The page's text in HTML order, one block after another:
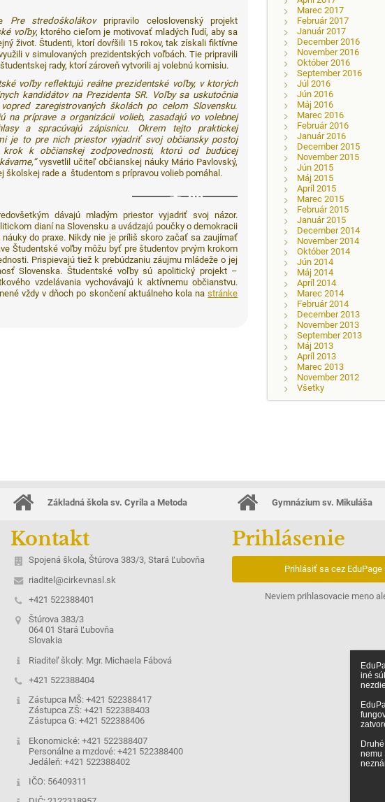
iné
nemu
Pre stredoškolákovpripravilo celoslovenský projekt
voľby, ktorého cieľom je motivovať mladých ľudí, aby sa
život. Študenti, ktorí dovŕšili 15 rokov, tak získali fiktívne
v simulovaných prezidentských voľbách. Tie pripravili
rady, ktorí zároveň vytvorili aj volebnú komisiu.
voľby reflektujú reálne prezidentské voľby, v ktorých
kandidátov na Prezidenta SR. Voľby sa uskutočnia
zaregistrovaných školách po celom Slovensku.
na príprave a organizácii volieb, zasadajú vo volebnej
a spracúvajú zápisnicu. Okrem tejto praktickej
je to pre nich priestor vyjadriť svoj občiansky postoj
k občianskej zodpovednosti, ktorú od budúcej
vysvetlil učiteľ občianskej náuky Mário Pavlovský,
školskej rade a študentom s prípravou volieb pomáhal.
28
dávajú mladým priestor vyjadriť svoj názor.
dianí na Slovensku a uvádzajú poučky o demokracii
do praxe. Nikdy nie je príliš skoro začať sa zaujímať
Študentské voľby môžu byť pre študentov prvým krokom
Prispievajú tiež k prebúdzaniu záujmu mládeže o jej
Slovenska. Študentské voľby sú apolitický projekt –
vzdelávania vychovávajú k aktívnemu občianstvu.
vždy v dňoch po skončení aktuálneho kola nastránke
Marec 2017
Február 2017
Január 2017
December 2016
November 2016
Október 2016
September 2016
Júl 2016
Jún 2016
Máj 2016
Marec 2016
Február 2016
Január 2016
December 2015
November 2015
Jún 2015
Máj 2015
Apríl 2015
Marec 2015
Február 2015
Január 2015
December 2014
November 2014
Október 2014
Jún 2014
Máj 2014
Apríl 2014
Marec 2014
Február 2014
December 2013
November 2013
September 2013
Máj 2013
Apríl 2013
Marec 2013
November 2012
Všetky
Základná škola sv. Cyrila a Metoda Gymnázium sv. Mikuláša
Kontakt
Spojená škola, Štúrova 383/3, Stará Ľubovňa
riaditel@cirkevnasl.sk
+421 522388401
Štúrova 383/3
064 01 Stará Ľubovňa
Slovakia
Riaditeľ školy: Mgr. Michaela Fábová
+421 522388404
Zástupca MŠ: +421 522388417
Zástupca ZŠ: +421 522388403
Zástupca G: +421 522388406
Ekonomické: +421 522388407
Personálne a mzdové: +421 522388400
Jedáleň: +421 522388402
IČO: 56409311
Prihlásenie
Prihlásiť sa cez EduPage
Neviem prihlasovacie meno